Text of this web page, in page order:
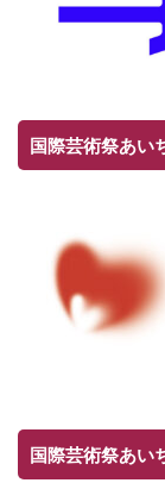
国際芸術祭あい
国際芸術祭あい